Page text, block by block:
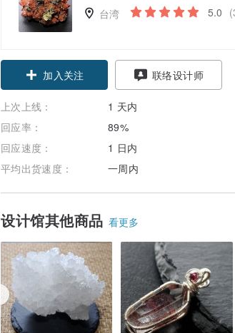
台湾 5.0
加入关注 联络设计师
上次上线：
1 天内
回应率：
89%
回应速度：
1 日内
平均出货速度：
一周内
设计馆其他商品 看更多